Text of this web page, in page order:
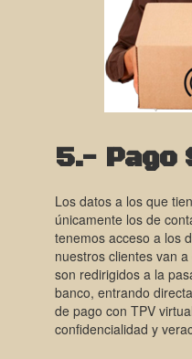
5.- Pago
Los datos a los que
únicamente los de
tenemos acceso a los
nuestros clientes van
son redirigidos a la
banco, entrando
de pago con TPV
confidencialidad y